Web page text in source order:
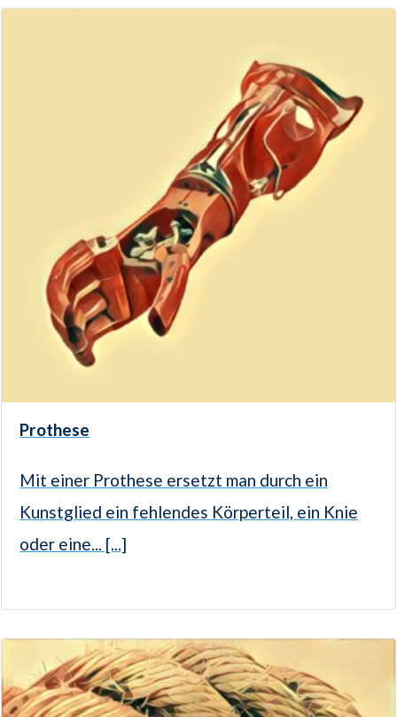
Prothese
Mit einer Prothese ersetzt man durch ein
Kunstglied ein fehlendes Körperteil, ein Knie
oder eine... [...]